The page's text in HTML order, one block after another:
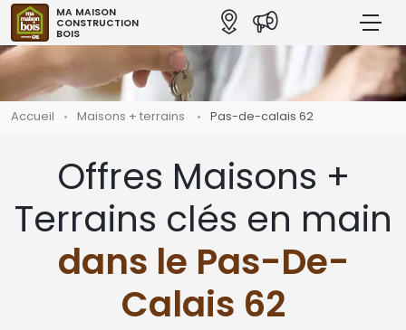
MA MAISON
CONSTRUCTION
BOIS
Accueil Maisons + terrains Pas-de-calais 62
Offres Maisons +
Terrains clés en main
dans le Pas-De-
Calais 62